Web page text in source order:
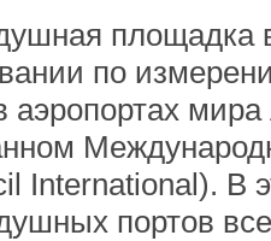
площадка
по
аэропортах
International). В
портов